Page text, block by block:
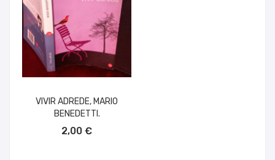
VIVIR ADREDE, MARIO
BENEDETTI.
2,00 €